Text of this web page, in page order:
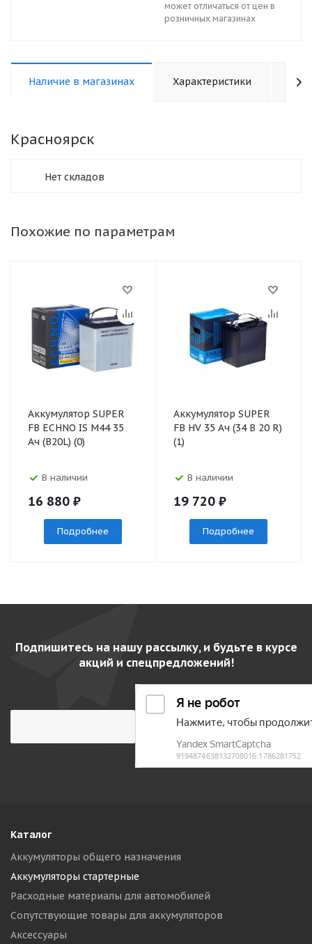
может отличаться от цен в
розничных магазинах
Наличие в магазинах Характеристики
Красноярск
Нет складов
Похожие по параметрам
Аккумулятор SUPER
FB ECHNO IS М44 35
Ач (B20L) (0)
В наличии
16 880 ₽
Подробнее
Аккумулятор SUPER
FB HV 35 Ач (34 В 20 R)
(1)
В наличии
19 720 ₽
Подробнее
Подпишитесь на нашу рассылку, и будьте в курсе
акций и спецпредложений!
Каталог
Аккумуляторы общего назначения
Аккумуляторы стартерные
Расходные материалы для автомобилей
Сопутствующие товары для аккумуляторов
Аксессуары